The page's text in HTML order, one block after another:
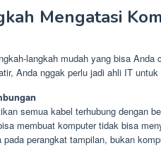
Mengatasi
langkah mudah yang bisa
Anda nggak perlu jadi ahli IT
semua kabel terhubung dengan
membuat komputer tidak bisa
perangkat tampilan, bukan